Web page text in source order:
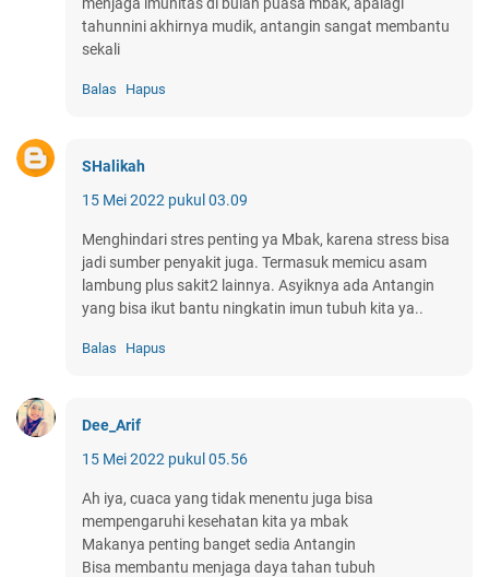
tahunnini akhirnya mudik, antangin sangat membantu
sekali
Balas Hapus
SHalikah
15 Mei 2022 pukul 03.09
Menghindari stres penting ya Mbak, karena stress bisa
jadi sumber penyakit juga. Termasuk memicu asam
lambung plus sakit2 lainnya. Asyiknya ada Antangin
yang bisa ikut bantu ningkatin imun tubuh kita ya..
Balas Hapus
Dee_Arif
15 Mei 2022 pukul 05.56
Ah iya, cuaca yang tidak menentu juga bisa
mempengaruhi kesehatan kita ya mbak
Makanya penting banget sedia Antangin
Bisa membantu menjaga daya tahan tubuh